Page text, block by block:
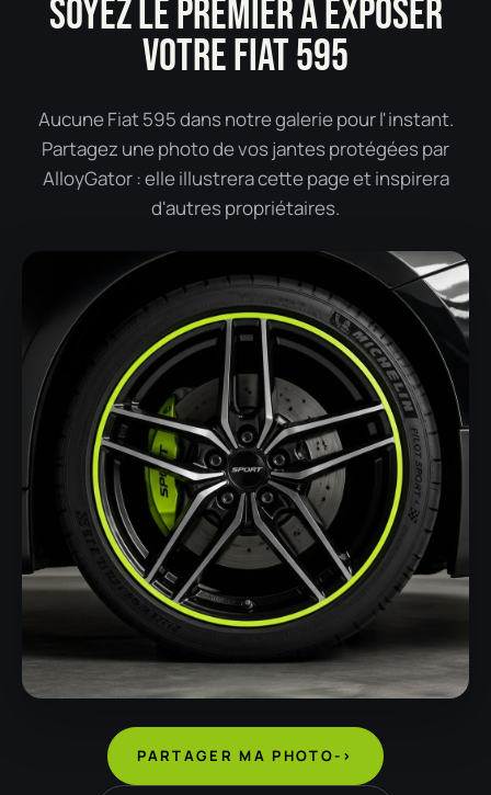
SOYEZ LE PREMIER À EXPOSER
VOTRE FIAT 595
Aucune Fiat 595 dans notre galerie pour l'instant.
Partagez une photo de vos jantes protégées par
AlloyGator : elle illustrera cette page et inspirera
d'autres propriétaires.
PARTAGER MA PHOTO->